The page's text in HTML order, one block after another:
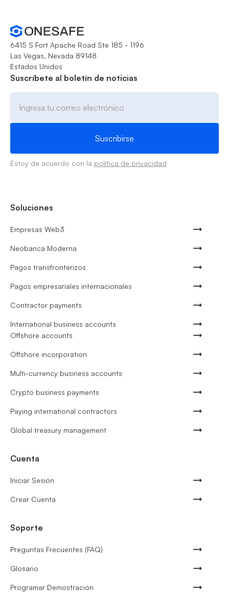
6415 S Fort Apache Road Ste 185 - 1196
Las Vegas, Nevada 89148
Estados Unidos
Suscríbete al boletín de noticias
Estoy de acuerdo con la política de privacidad
Soluciones
Empresas Web3
Neobanca Moderna
Pagos transfronterizos
Pagos empresariales internacionales
Contractor payments
International business accounts
Offshore accounts
Offshore incorporation
Multi-currency business accounts
Crypto business payments
Paying international contractors
Global treasury management
Cuenta
Iniciar Sesión
Crear Cuenta
Soporte
Preguntas Frecuentes (FAQ)
Glosario
Programar Demostración